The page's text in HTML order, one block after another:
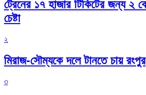
ট্রেনের ১৭ হাজার টিকিটের জন্য ২
চেষ্টা
২
মিরাজ-সৌম্যকে দলে টানতে চায় রংপুর
৩